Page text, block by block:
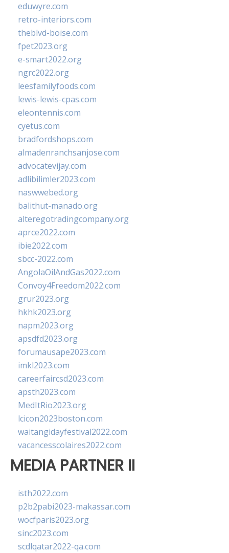
eduwyre.com
retro-interiors.com
theblvd-boise.com
fpet2023.org
e-smart2022.org
ngrc2022.org
leesfamilyfoods.com
lewis-lewis-cpas.com
eleontennis.com
cyetus.com
bradfordshops.com
almadenranchsanjose.com
advocatevijay.com
adlibilimler2023.com
naswwebed.org
balithut-manado.org
alteregotradingcompany.org
aprce2022.com
ibie2022.com
sbcc-2022.com
AngolaOilAndGas2022.com
Convoy4Freedom2022.com
grur2023.org
hkhk2023.org
napm2023.org
apsdfd2023.org
forumausape2023.com
imkl2023.com
careerfaircsd2023.com
apsth2023.com
MedItRio2023.org
lcicon2023boston.com
waitangidayfestival2022.com
vacancesscolaires2022.com
MEDIA PARTNER II
isth2022.com
p2b2pabi2023-makassar.com
wocfparis2023.org
sinc2023.com
scdlqatar2022-qa.com